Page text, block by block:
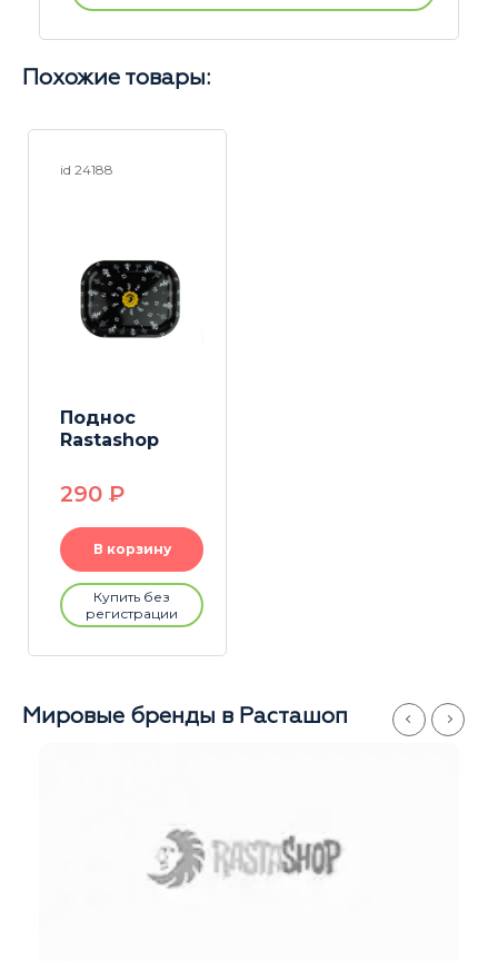
Похожие товары:
id 24188
Поднос
Rastashop
290 P
В корзину
Купить без
регистрации
Мировые бренды в Расташоп